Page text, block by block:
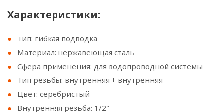
Xарактеристики:
Тип: гибкая подводка
Материал: нержавеющая сталь
Сфера применения: для водопроводной системы
Тип резьбы: внутренняя + внутренняя
Цвет: серебристый
Внутренняя резьба: 1/2"